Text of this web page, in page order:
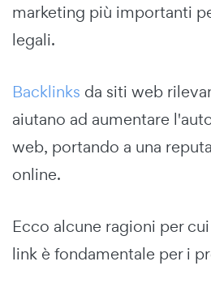
marketing più importanti
legali.
Backlinks da siti web
aiutano ad aumentare
web, portando a una
online.
Ecco alcune ragioni per
link è fondamentale per i